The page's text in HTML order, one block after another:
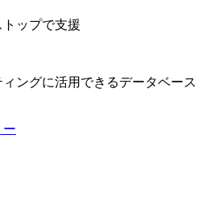
ップで支援
ングに活用できるデータベース